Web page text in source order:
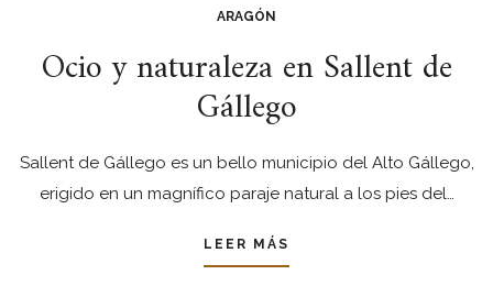
ARAGÓN
Ocio y naturaleza en Sallent de
Gállego
Sallent de Gállego es un bello municipio del Alto Gállego,
erigido en un magnífico paraje natural a los pies del…
LEER MÁS